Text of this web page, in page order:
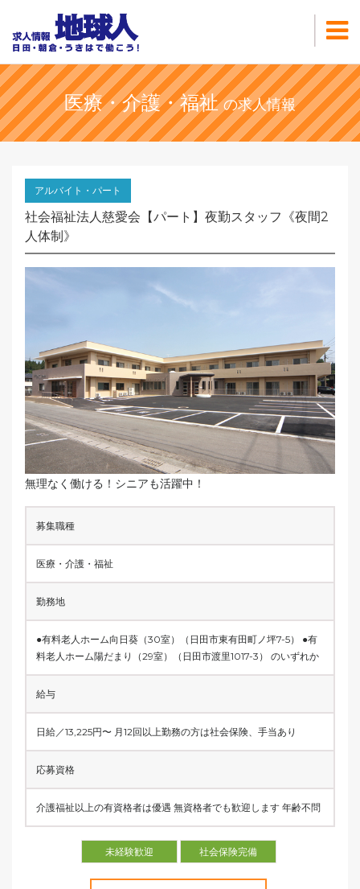
医療・介護・福祉の求人情報
アルバイト・パート
社会福祉法人慈愛会【パート】夜勤スタッフ《夜間2
人体制》
無理なく働ける！シニアも活躍中！
募集職種
医療・介護・福祉
勤務地
●有料老人ホーム向日葵（30室）（日田市東有田町ノ坪7-5） ●有
料老人ホーム陽だまり（29室）（日田市渡里1017-3） のいずれか
給与
日給／13,225円〜 月12回以上勤務の方は社会保険、手当あり
応募資格
介護福祉以上の有資格者は優遇 無資格者でも歓迎します 年齢不問
未経験歓迎 社会保険完備